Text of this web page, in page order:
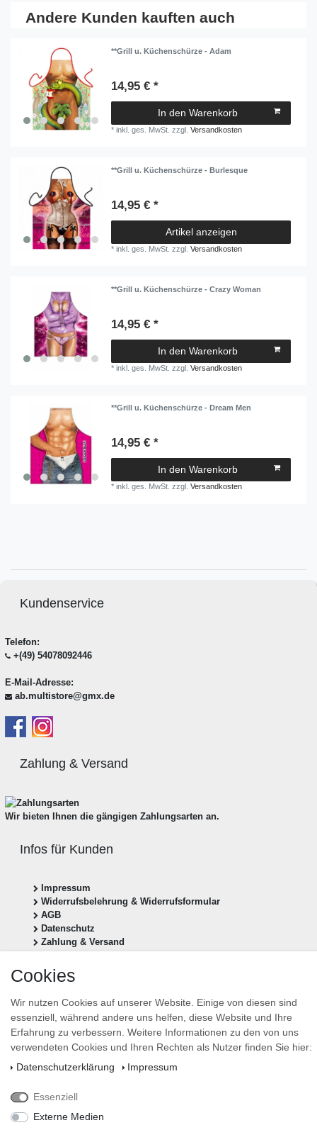
Andere Kunden kauften auch
**Grill u. Küchenschürze - Adam
14,95 € *
In den Warenkorb
*inkl. ges. MwSt. zzgl.Versandkosten
**Grill u. Küchenschürze - Burlesque
14,95 € *
Artikel anzeigen
*inkl. ges. MwSt. zzgl.Versandkosten
**Grill u. Küchenschürze - Crazy Woman
14,95 € *
In den Warenkorb
*inkl. ges. MwSt. zzgl.Versandkosten
**Grill u. Küchenschürze - Dream Men
14,95 € *
In den Warenkorb
*inkl. ges. MwSt. zzgl.Versandkosten
Kundenservice
Telefon:
+(49) 54078092446
E-Mail-Adresse:
ab.multistore@gmx.de
Zahlung & Versand
Wir bieten Ihnen die gängigen Zahlungsarten an.
Infos für Kunden
Impressum
Widerrufsbelehrung & Widerrufsformular
AGB
Datenschutz
Zahlung & Versand
Newsletter anmelden
E-MAIL **
Newsletter
Honig
kann ich jederzeit widerrufen.**
Cookies
Wir nutzen Cookies auf unserer Website. Einige von diesen sind
essenziell, während andere uns helfen, diese Website und Ihre
Erfahrung zu verbessern. Weitere Informationen zu den von uns
verwendeten Cookies und Ihren Rechten als Nutzer finden Sie hier:
Daten­schutz­erklärung
Impressum
Essenziell
Externe Medien